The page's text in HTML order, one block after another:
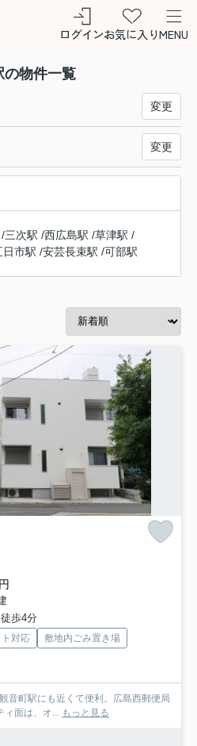
ログインお気に入りMENU
の物件一覧
変更
変更
/三次駅 /西広島駅 /草津駅 /
日市駅 /安芸長束駅 /可部駅
歩4分
対応
敷地内ごみ置き場
音町駅にも近くて便利。広島西郵便局
面は、オ...
もっと見る